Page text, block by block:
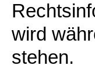
wird
stehen.